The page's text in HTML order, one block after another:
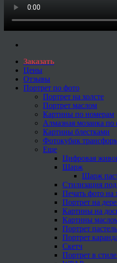
Заказать
Цены
Отзывы
Портрет по фото
Портрет на холсте
Портрет маслом
Картины по номерам
Алмазная мозаика по
Картины блестками
Фотокубик
Еще
Цифровая
Шарж
Шарж
Стилизация
Печать фото на
Портрет на
Картины на
Картины
Портрет
Портрет
Скетч
Портрет в